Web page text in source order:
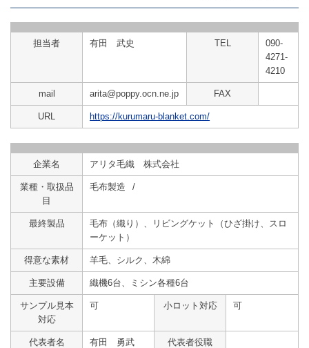
担当者 有田 武史 TEL
090-
4271-
4210
mail arita@poppy.ocn.ne.jp FAX
URL https://kurumaru-blanket.com/
企業名 アリタ毛織 株式会社
業種・取扱品
目
毛布製造 /
最終製品
毛布（織り）、リビングケット（ひざ掛け、スロ
ーケット）
得意な素材 羊毛、シルク、木綿
主要設備 織機6台、ミシン各種6台
サンプル見本
対応
可 小ロット対応 可
代表者名 有田 勇武 代表者役職